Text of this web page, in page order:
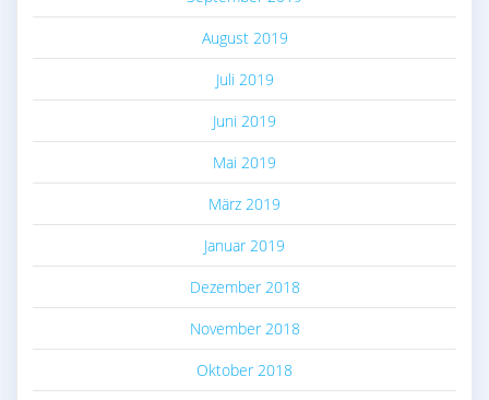
August 2019
Juli 2019
Juni 2019
Mai 2019
März 2019
Januar 2019
Dezember 2018
November 2018
Oktober 2018